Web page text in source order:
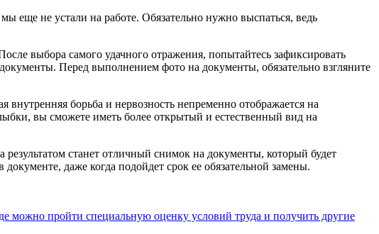
еще не устали на работе. Обязательно нужно выспаться, ведь
выбора самого удачного отражения, попытайтесь зафиксировать
Перед выполнением фото на документы, обязательно взгляните
внутренняя борьба и нервозность непременно отображается на
вы сможете иметь более открытый и естественный вид на
станет отличный снимок на документы, который будет
даже когда подойдет срок ее обязательной замены.
можно пройти специальную оценку условий труда и получить другие